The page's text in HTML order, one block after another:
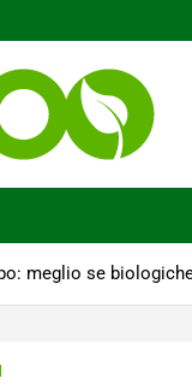
meglio se